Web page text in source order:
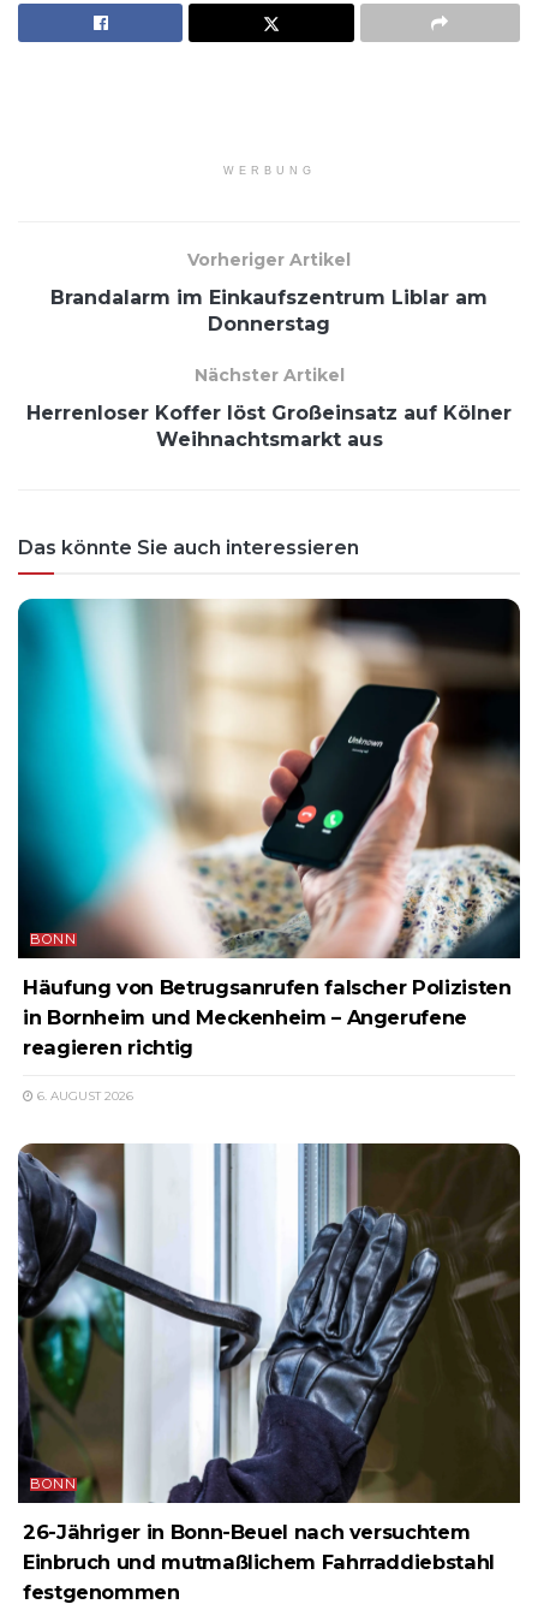
WERBUNG
Vorheriger Artikel
Brandalarm im Einkaufszentrum Liblar am
Donnerstag
Nächster Artikel
Herrenloser Koffer löst Großeinsatz auf Kölner
Weihnachtsmarkt aus
Das könnte Sie auch interessieren
BONN
Häufung von Betrugsanrufen falscher Polizisten
in Bornheim und Meckenheim – Angerufene
reagieren richtig
6. AUGUST 2026
BONN
26-Jähriger in Bonn-Beuel nach versuchtem
Einbruch und mutmaßlichem Fahrraddiebstahl
festgenommen